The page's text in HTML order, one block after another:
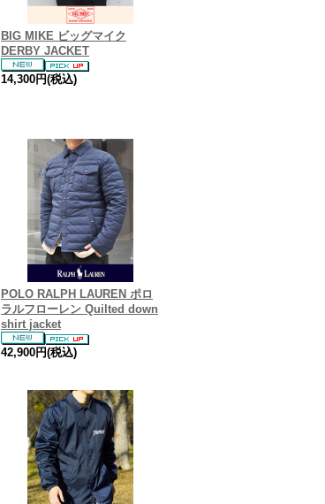
BIG MIKE ビッグマイク
DERBY JACKET
14,300円(税込)
POLO RALPH LAUREN ポロ
ラルフローレン Quilted down
shirt jacket
42,900円(税込)